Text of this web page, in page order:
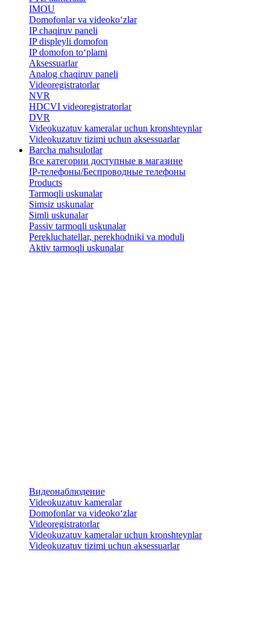
IMOU
​Domofonlar va videoko‘zlar
IP chaqiruv paneli
IP displeyli domofon
IP domofon to‘plami
Aksessuarlar
Analog chaqiruv paneli
Videoregistratorlar
NVR
HDCVI videoregistratorlar
DVR
Videokuzatuv kameralar uchun kronshteynlar
​Videokuzatuv tizimi uchun aksessuarlar
Barcha mahsulotlar
Все категории доступные в магазине
IP-телефоны/Беспроводные телефоны
Products
Tarmoqli uskunalar
Simsiz uskunalar
Simli uskunalar
Passiv tarmoqli uskunalar
​Perekluchatellar, perekhodniki va moduli
Aktiv tarmoqli uskunalar
Видеонаблюдение
Videokuzatuv kameralar
​Domofonlar va videoko‘zlar
Videoregistratorlar
Videokuzatuv kameralar uchun kronshteynlar
​Videokuzatuv tizimi uchun aksessuarlar